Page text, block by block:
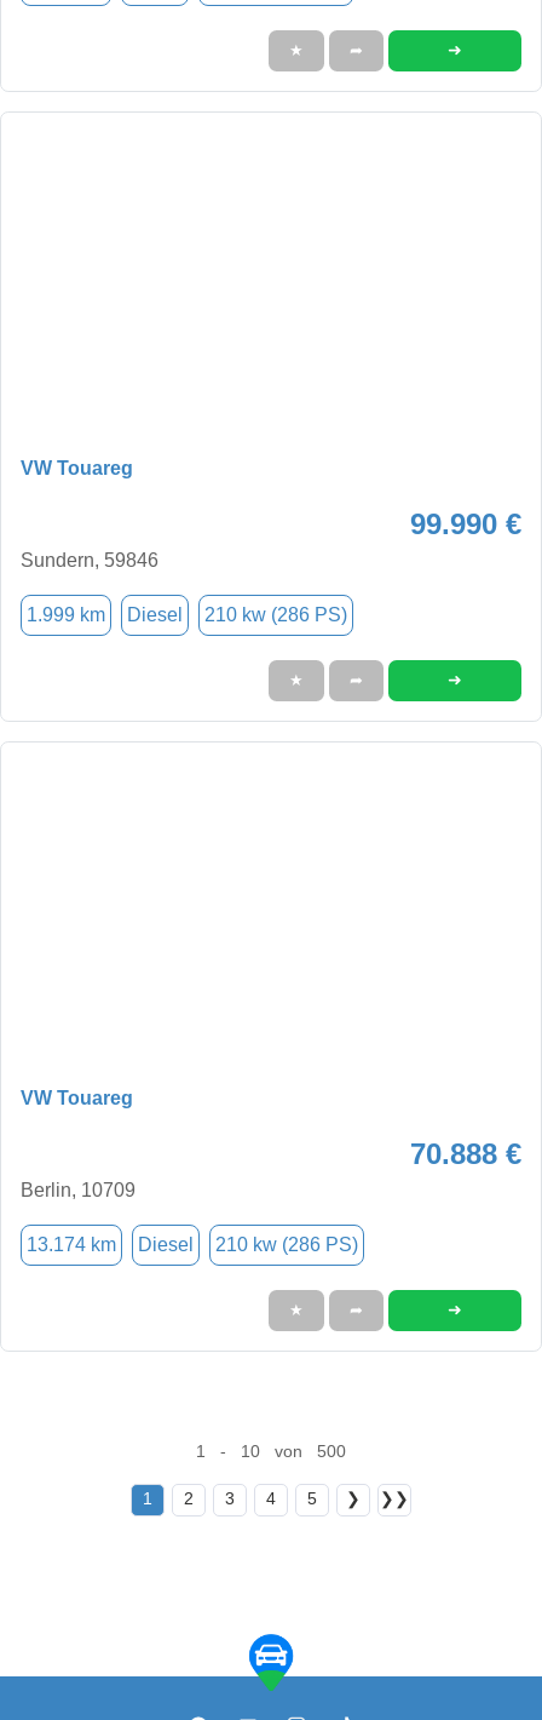
★ ➦ ➜
VW Touareg
99.990 €
Sundern, 59846
1.999 km Diesel 210 kw (286 PS)
★ ➦ ➜
VW Touareg
70.888 €
Berlin, 10709
13.174 km Diesel 210 kw (286 PS)
★ ➦ ➜
1 - 10 von 500
1 2 3 4 5 ❯ ❯❯